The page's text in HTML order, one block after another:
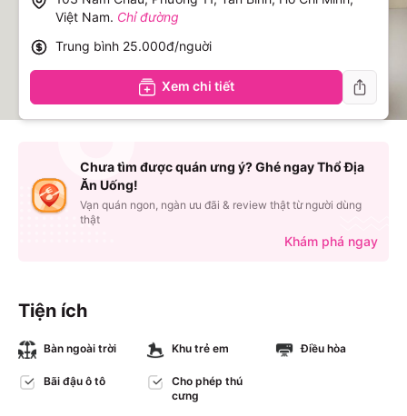
Tiện ích
Bàn ngoài trời Khu trẻ em Điều hòa
Bãi đậu ô tô
Cho phép thú
cưng
Việt Nam. Chỉ đường
Trung bình 25.000đ/nguời
Xem chi tiết
Chưa tìm được quán ưng ý? Ghé ngay Thổ Địa
Ăn Uống!
Vạn quán ngon, ngàn ưu đãi & review thật từ người dùng
thật
Khám phá ngay